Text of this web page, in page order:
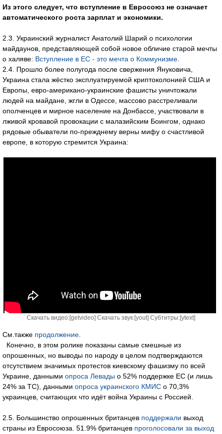
Из этого следует, что вступление в Евросоюз не означает
автоматического роста зарплат и экономики.
2.3. Украинский журналист Анатолий Шарий о психологии
майдаунов, представляющей собой новое обличие старой мечты
о халяве: Вступление в ЕС - это мечта о Коммунизме
2.4. Прошло более полугода после свержения Януковича,
Украина стала жёстко эксплуатируемой криптоколонией США и
Европы, евро-американо-украинские фашисты уничтожали
людей на майдане, жгли в Одессе, массово расстреливали
ополченцев и мирное население на Донбассе, участвовали в
лживой кровавой провокации с малазийским Боингом, однако
рядовые обыватели по-прежднему верны мифу о счастливой
европе, в которую стремится Украина:
Скачать видео:[getvideo] Скачать звук:[yout] Субтитры:[ytext]
См.также продолжение
Конечно, в этом ролике показаны самые смешные из
опрошенных, но выводы по народу в целом подтверждаются
отсутствием значимых протестов киевскому фашизму по всей
Украине, данными опроса Левады о 52% поддержке ЕС (и лишь
24% за ТС), данными опроса украинского КМИС о 70,3%
украинцев, считающих что идёт война Украины с Россией.
2.5. Большинство опрошенных британцев поддержали выход
страны из Евросоюза. 51.9% британцев проголосовали за выход